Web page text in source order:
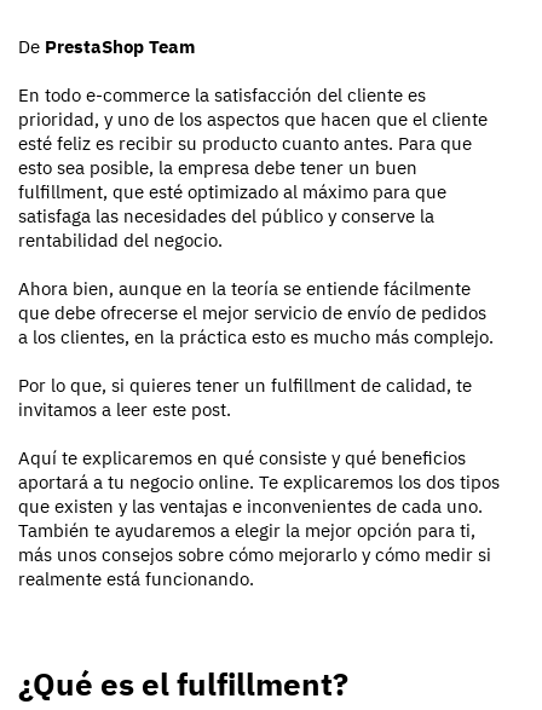
De PrestaShop Team
En todo e-commerce la satisfacción del cliente es
prioridad, y uno de los aspectos que hacen que el cliente
esté feliz es recibir su producto cuanto antes. Para que
esto sea posible, la empresa debe tener un buen
fulfillment, que esté optimizado al máximo para que
satisfaga las necesidades del público y conserve la
rentabilidad del negocio.
Ahora bien, aunque en la teoría se entiende fácilmente
que debe ofrecerse el mejor servicio de envío de pedidos
a los clientes, en la práctica esto es mucho más complejo.
Por lo que, si quieres tener un fulfillment de calidad, te
invitamos a leer este post.
Aquí te explicaremos en qué consiste y qué beneficios
aportará a tu negocio online. Te explicaremos los dos tipos
que existen y las ventajas e inconvenientes de cada uno.
También te ayudaremos a elegir la mejor opción para ti,
más unos consejos sobre cómo mejorarlo y cómo medir si
realmente está funcionando.
¿Qué es el fulfillment?